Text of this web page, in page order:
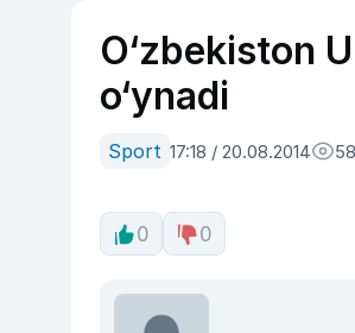
O‘zbekiston
o‘ynadi
Sport 17:18 / 20.08.2014
0 0